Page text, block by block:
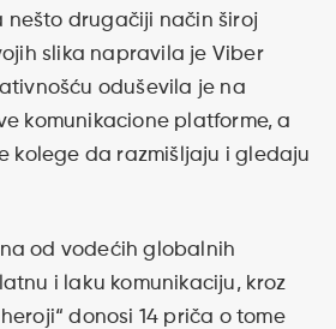
nešto drugačiji način široj
slika napravila je Viber
oduševila je na
komunikacione platforme, a
kolege da razmišljaju i gledaju
od vodećih globalnih
i laku komunikaciju, kroz
donosi 14 priča o tome